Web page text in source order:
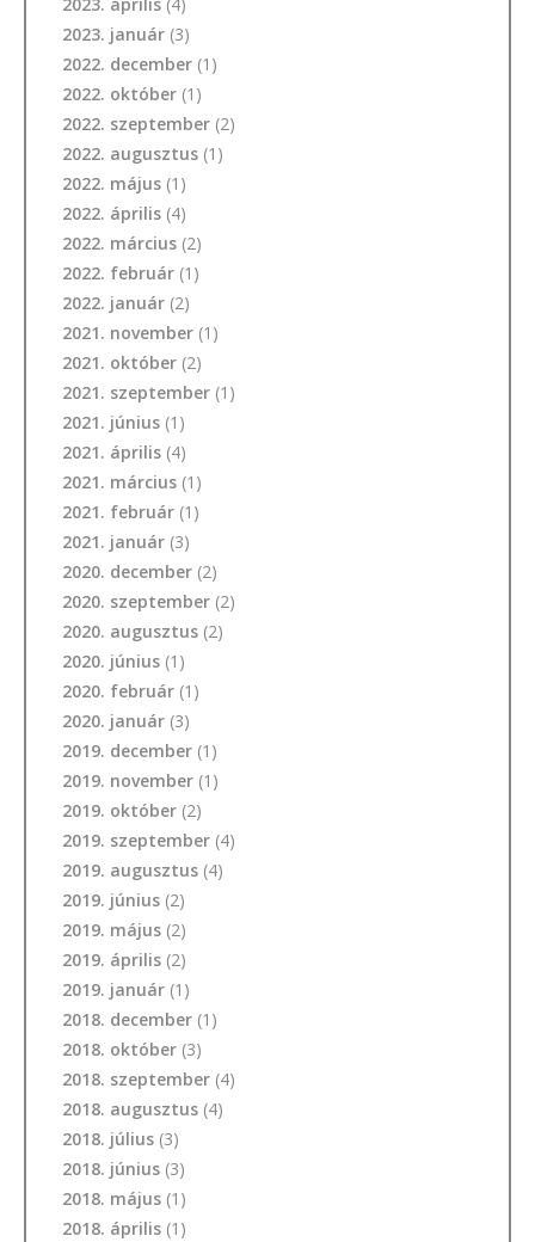
2023. április (4)
2023. január (3)
2022. december (1)
2022. október (1)
2022. szeptember (2)
2022. augusztus (1)
2022. május (1)
2022. április (4)
2022. március (2)
2022. február (1)
2022. január (2)
2021. november (1)
2021. október (2)
2021. szeptember (1)
2021. június (1)
2021. április (4)
2021. március (1)
2021. február (1)
2021. január (3)
2020. december (2)
2020. szeptember (2)
2020. augusztus (2)
2020. június (1)
2020. február (1)
2020. január (3)
2019. december (1)
2019. november (1)
2019. október (2)
2019. szeptember (4)
2019. augusztus (4)
2019. június (2)
2019. május (2)
2019. április (2)
2019. január (1)
2018. december (1)
2018. október (3)
2018. szeptember (4)
2018. augusztus (4)
2018. július (3)
2018. június (3)
2018. május (1)
2018. április (1)